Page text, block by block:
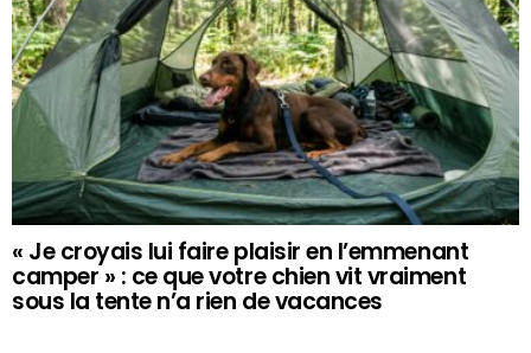
« Je croyais lui faire plaisir en l’emmenant
camper » : ce que votre chien vit vraiment
sous la tente n’a rien de vacances